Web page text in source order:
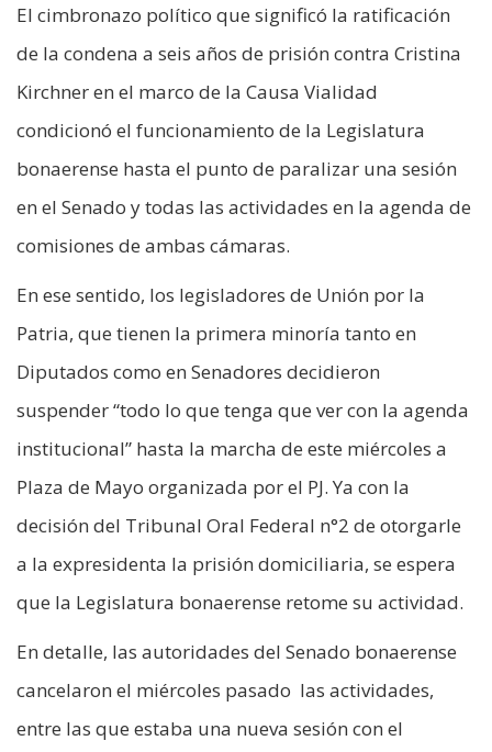
El cimbronazo político que significó la ratificación
de la condena a seis años de prisión contra Cristina
Kirchner en el marco de la Causa Vialidad
condicionó el funcionamiento de la Legislatura
bonaerense hasta el punto de paralizar una sesión
en el Senado y todas las actividades en la agenda de
comisiones de ambas cámaras.
En ese sentido, los legisladores de Unión por la
Patria, que tienen la primera minoría tanto en
Diputados como en Senadores decidieron
suspender “todo lo que tenga que ver con la agenda
institucional” hasta la marcha de este miércoles a
Plaza de Mayo organizada por el PJ. Ya con la
decisión del Tribunal Oral Federal n°2 de otorgarle
a la expresidenta la prisión domiciliaria, se espera
que la Legislatura bonaerense retome su actividad.
En detalle, las autoridades del Senado bonaerense
cancelaron el miércoles pasado las actividades,
entre las que estaba una nueva sesión con el